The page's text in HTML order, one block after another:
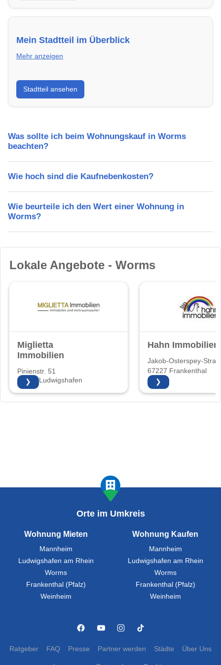
Mein Stadtteil im Überblick
Mehr anzeigen
Erfahre mehr über deinen Stadtteil in Worms:
Lebensqualität, Verkehrsanbindung, Schulen,
Freizeitmöglichkeiten und Mietpreise.
Stadtteil ansehen
Was sollte ich beim Wohnungskauf in Worms
beachten?
Wie hoch sind die Kaufnebenkosten?
Wie beurteile ich den Wert einer Wohnung in
Worms?
Lokale Angebote - Worms
Miglietta
Immobilien
Pinienstr. 51
67065 Ludwigshafen
❯
Hahn Immobilien
Jakob-Osterspey-
67227 Frankenthal
❯
Orte im Umkreis
Wohnung Mieten
Mannheim
Ludwigshafen am Rhein
Worms
Frankenthal (Pfalz)
Weinheim
Wohnung Kaufen
Mannheim
Ludwigshafen am Rhein
Worms
Frankenthal (Pfalz)
Weinheim
Ratgeber FAQ Presse Partner werden Städte Über Uns